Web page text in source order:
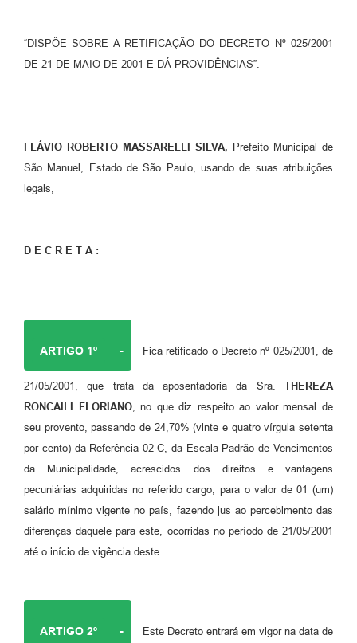
“DISPÕE SOBRE A RETIFICAÇÃO DO DECRETO Nº 025/2001
DE 21 DE MAIO DE 2001 E DÁ PROVIDÊNCIAS”.
FLÁVIO ROBERTO MASSARELLI SILVA, Prefeito Municipal de
São Manuel, Estado de São Paulo, usando de suas atribuições
legais,
D E C R E T A :
ARTIGO 1º - Fica retificado o Decreto nº 025/2001, de
21/05/2001, que trata da aposentadoria da Sra. THEREZA
RONCAILI FLORIANO, no que diz respeito ao valor mensal de
seu provento, passando de 24,70% (vinte e quatro vírgula setenta
por cento) da Referência 02-C, da Escala Padrão de Vencimentos
da Municipalidade, acrescidos dos direitos e vantagens
pecuniárias adquiridas no referido cargo, para o valor de 01 (um)
salário mínimo vigente no país, fazendo jus ao percebimento das
diferenças daquele para este, ocorridas no período de 21/05/2001
até o início de vigência deste.
ARTIGO 2º - Este Decreto entrará em vigor na data de